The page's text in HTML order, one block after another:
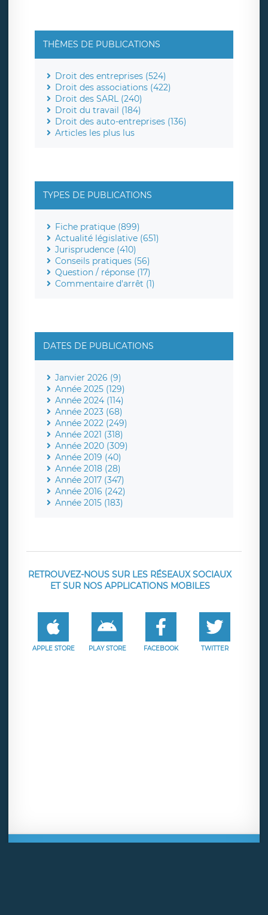
THÈMES DE PUBLICATIONS
Droit des entreprises (524)
Droit des associations (422)
Droit des SARL (240)
Droit du travail (184)
Droit des auto-entreprises (136)
Articles les plus lus
TYPES DE PUBLICATIONS
Fiche pratique (899)
Actualité législative (651)
Jurisprudence (410)
Conseils pratiques (56)
Question / réponse (17)
Commentaire d'arrêt (1)
DATES DE PUBLICATIONS
Janvier 2026 (9)
Année 2025 (129)
Année 2024 (114)
Année 2023 (68)
Année 2022 (249)
Année 2021 (318)
Année 2020 (309)
Année 2019 (40)
Année 2018 (28)
Année 2017 (347)
Année 2016 (242)
Année 2015 (183)
RETROUVEZ-NOUS SUR LES RÉSEAUX SOCIAUX
ET SUR NOS APPLICATIONS MOBILES
APPLE STORE PLAY STORE FACEBOOK TWITTER